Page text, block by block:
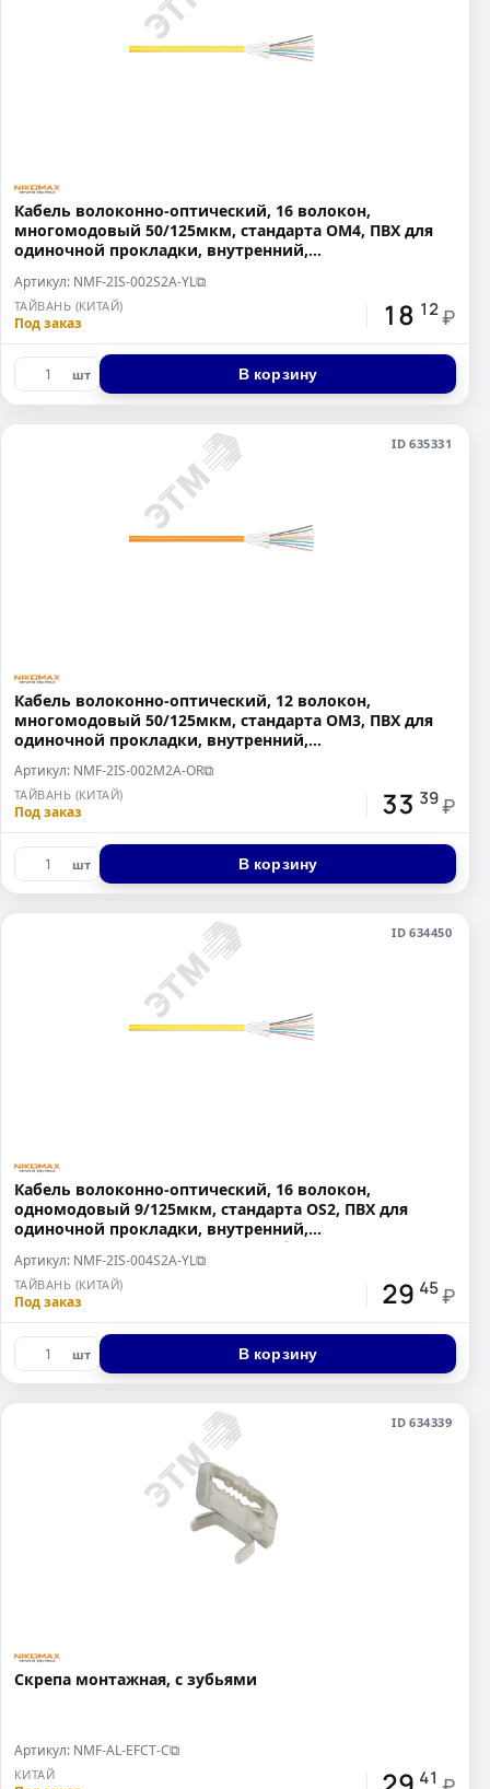
Кабель волоконно-оптический, 16 волокон,
многомодовый 50/125мкм, стандарта OM4, ПВХ для
одиночной прокладки, внутренний,
Артикул: NMF-2IS-002S2A-YL⧉
ТАЙВАНЬ (КИТАЙ)
Под заказ 18 12 ₽
шт В корзину
ID 635331
Кабель волоконно-оптический, 12 волокон,
многомодовый 50/125мкм, стандарта OM3, ПВХ для
одиночной прокладки, внутренний,
Артикул: NMF-2IS-002M2A-OR⧉
ТАЙВАНЬ (КИТАЙ)
Под заказ 33 39 ₽
шт В корзину
ID 634450
Кабель волоконно-оптический, 16 волокон,
одномодовый 9/125мкм, стандарта OS2, ПВХ для
одиночной прокладки, внутренний,
распределительный, с плотным бу
Артикул: NMF-2IS-004S2A-YL⧉
ТАЙВАНЬ (КИТАЙ)
Под заказ 29 45 ₽
шт В корзину
ID 634339
Скрепа монтажная, с зубьями
Артикул: NMF-AL-EFCT-C⧉
КИТАЙ
41